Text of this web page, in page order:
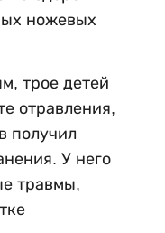
ножевых
трое детей
отравления,
получил
У него
травмы,